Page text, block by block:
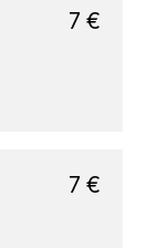
7 €
7 €